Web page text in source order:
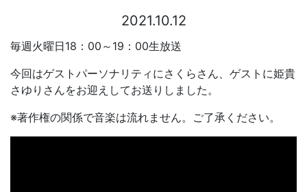
2021.10.12
毎週火曜日18：00～19：00生放送
今回はゲストパーソナリティにさくらさん、ゲストに姫貴
さゆりさんをお迎えしてお送りしました。
※著作権の関係で音楽は流れません。ご了承ください。